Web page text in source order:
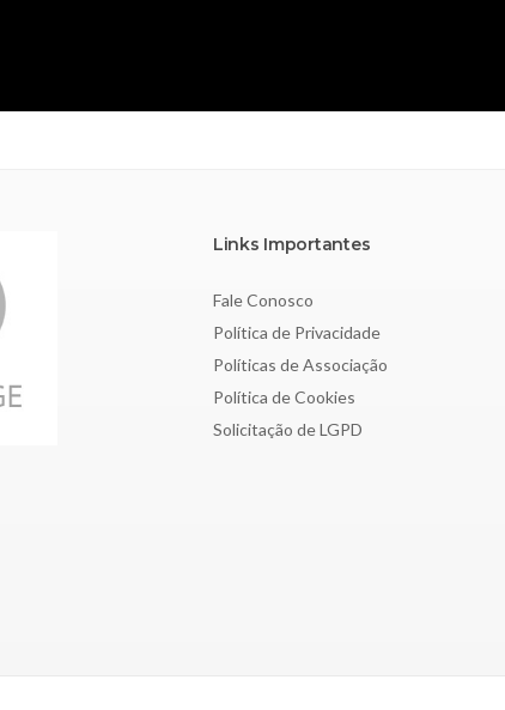
Links Importantes
Fale Conosco
Política de Privacidade
Políticas de Associação
Política de Cookies
Solicitação de LGPD